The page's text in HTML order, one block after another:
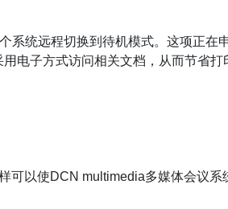
系统远程切换到待机模式。这项正在
电子方式访问相关文档，从而节省打
可以使DCN multimedia多媒体会议系